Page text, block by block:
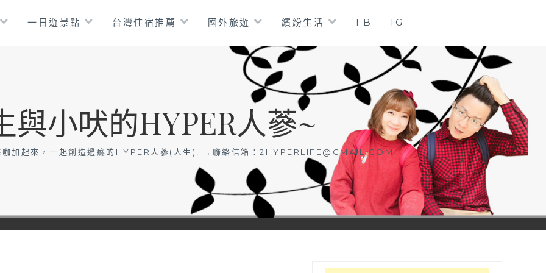
一日遊景點 台灣住宿推薦 國外旅遊 繽紛生活 FB IG
與小吠的HYPER人蔘~
加起來，一起創造過癮的HYPER人蔘(人生)! →聯絡信箱： 2HYPERLIFE@GMAIL.COM